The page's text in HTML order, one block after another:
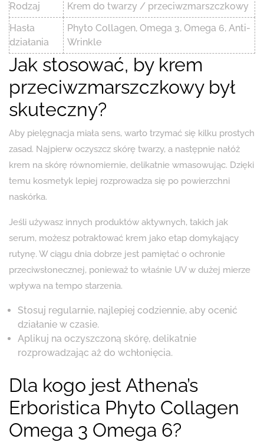
Rodzaj
Krem do twarzy / przeciwzmarszczkowy
Hasła
działania
Phyto Collagen, Omega 3, Omega 6, Anti-
Wrinkle
Jak stosować, by krem
przeciwzmarszczkowy był
skuteczny?
Aby pielęgnacja miała sens, warto trzymać się kilku prostych
zasad. Najpierw oczyszcz skórę twarzy, a następnie nałóż
krem na skórę równomiernie, delikatnie wmasowując. Dzięki
temu kosmetyk lepiej rozprowadza się po powierzchni
naskórka.
Jeśli używasz innych produktów aktywnych, takich jak
serum, możesz potraktować krem jako etap domykający
rutynę. W ciągu dnia dobrze jest pamiętać o ochronie
przeciwsłonecznej, ponieważ to właśnie UV w dużej mierze
wpływa na tempo starzenia.
Stosuj regularnie, najlepiej codziennie, aby ocenić
działanie w czasie.
Aplikuj na oczyszczoną skórę, delikatnie
rozprowadzając aż do wchłonięcia.
Dla kogo jest Athena’s
Erboristica Phyto Collagen
Omega 3 Omega 6?